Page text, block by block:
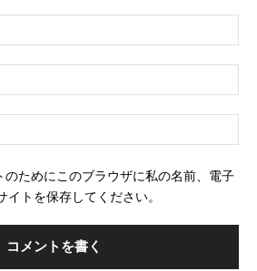
前
メ
ー
ェ
のためにこのブラウザに私の名前、電子
イトを保存してください。